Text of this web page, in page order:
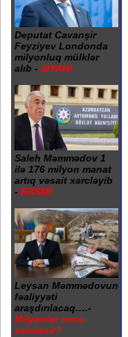
Deputat Cavanşir
Feyziyev Londonda
milyonluq mülklər
alıb - SİYAHI
Saleh Məmmədov 1
ilə 176 milyon manat
artıq vəsait xərcləyib
- RƏSMİ
Leysan Məmmədovun
fəaliyyəti
araşdırılacaq….-
Milyonlar necə
xərclənir?